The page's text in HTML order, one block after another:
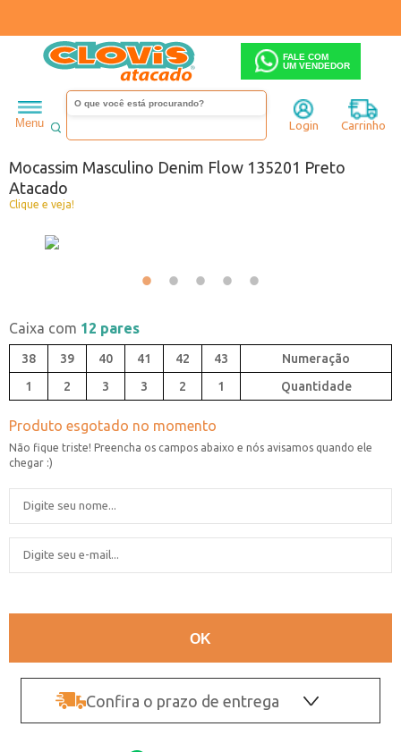
FALE COM
UM VENDEDOR
Menu Login Carrinho
Masculino Mocassim
Mocassim Masculino Denim Flow 135201 Preto
Atacado
Clique e veja!
Caixa com 12 pares
38 39 40 41 42
43
1
2 3 3 2 1 Quantidade
Confira o prazo de entrega